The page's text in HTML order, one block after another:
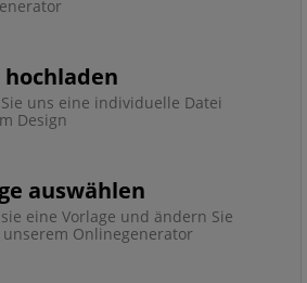
uns eine individuelle Datei
Design
auswählen
eine Vorlage und ändern Sie
Onlinegenerator